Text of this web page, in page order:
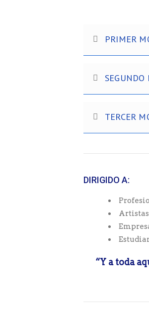
PRIMER
SEGUNDO
TERCER
DIRIGIDO A:
Artistas
“Y a toda